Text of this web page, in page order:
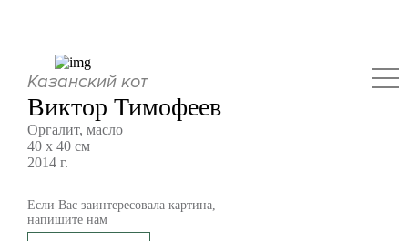
Казанский кот
Виктор Тимофеев
Оргалит, масло
40 х 40 см
2014 г.
Если Вас заинтересовала картина,
напишите нам